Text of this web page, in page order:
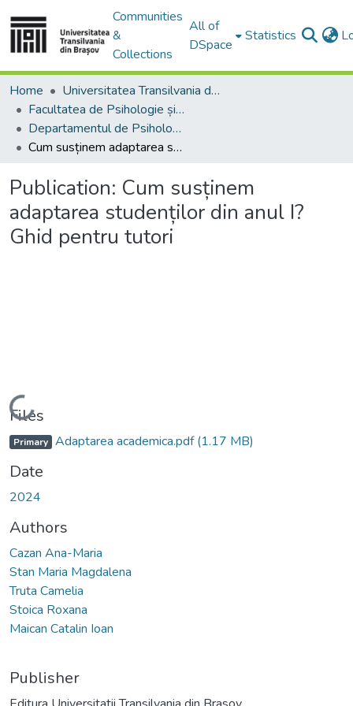
Communities
&
Collections
All of
DSpace
Statistics
Home
Universitatea Transilvania din Brasov
Facultatea de Psihologie și Științele Educației
Departamentul de Psihologie, Educatie si Pregatirea Personalului Didactic
Cum susținem adaptarea studenților din anul I? Ghid pentru tutori
Publication: Cum susținem
adaptarea studenților din anul I?
Ghid pentru tutori
Loading...
Files
Primary Adaptarea academica.pdf(1.17 MB)
Date
2024
Authors
Cazan Ana-Maria
Stan Maria Magdalena
Truta Camelia
Stoica Roxana
Maican Catalin Ioan
Publisher